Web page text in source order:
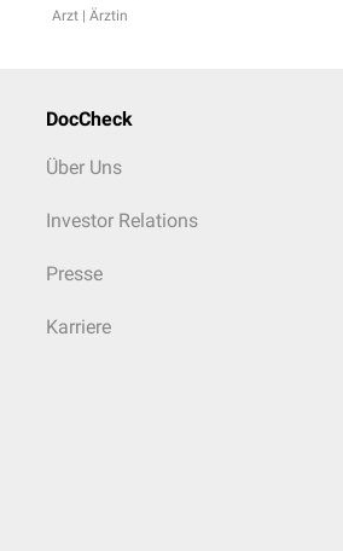
Arzt | Ärztin
DocCheck
Über Uns
Investor Relations
Presse
Karriere